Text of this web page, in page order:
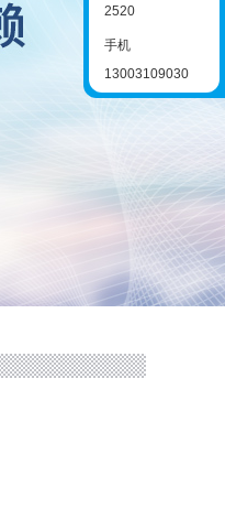
2520
手机
13003109030